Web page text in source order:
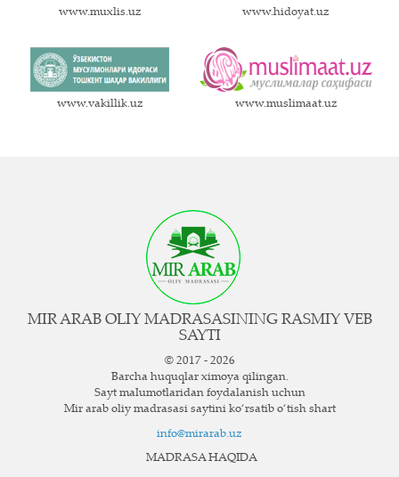
www.muxlis.uz www.hidoyat.uz
www.vakillik.uz www.muslimaat.uz
MIR ARAB OLIY MADRASASINING RASMIY VEB
SAYTI
© 2017 - 2026
Barcha huquqlar ximoya qilingan.
Sayt ma`lumotlaridan foydalanish uchun
Mir arab oliy madrasasi saytini ko‘rsatib o‘tish shart
info@mirarab.uz
MADRASA HAQIDA